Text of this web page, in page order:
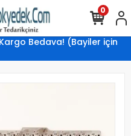
Bedava! (Bayiler için
0